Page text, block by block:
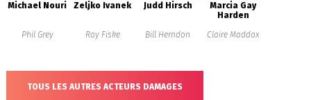
Michael Nouri
Phil Grey
Zeljko Ivanek
Ray Fiske
Judd Hirsch
Bill Herndon
Marcia Gay
Harden
Claire Maddox
TOUS LES AUTRES ACTEURS DAMAGES